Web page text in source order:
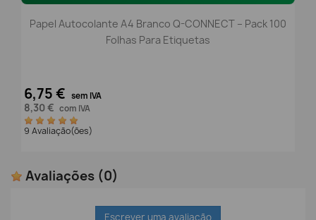
Papel Autocolante A4 Branco Q-CONNECT – Pack 100
Folhas Para Etiquetas
6,75 € sem IVA
8,30 € com IVA
9 Avaliação(ões)
Avaliações (0)
Escrever uma avaliação